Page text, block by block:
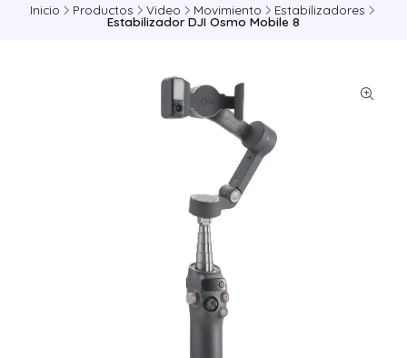
Inicio Productos Video Movimiento Estabilizadores
Estabilizador DJI Osmo Mobile 8